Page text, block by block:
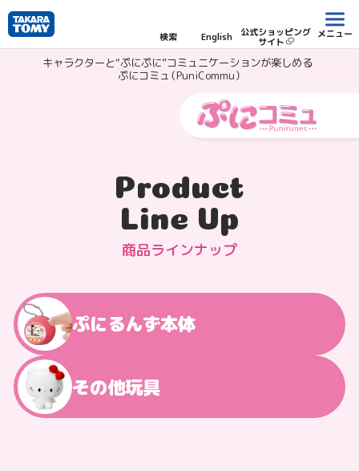
検索 English 公式ショッピング
サイト
メニュー
キャラクターと“ぷにぷに”コミュニケーションが楽しめる
ぷにコミュ（PuniCommu）
Product
Line Up
商品ラインナップ
ぷにるんず本体
その他玩具